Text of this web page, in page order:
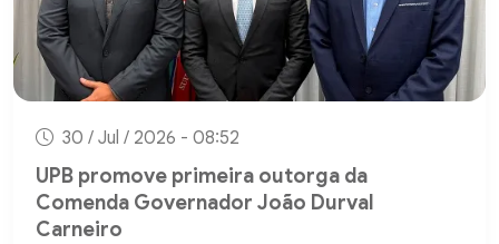
30 / Jul / 2026 - 08:52
UPB promove primeira outorga da
Comenda Governador João Durval
Carneiro